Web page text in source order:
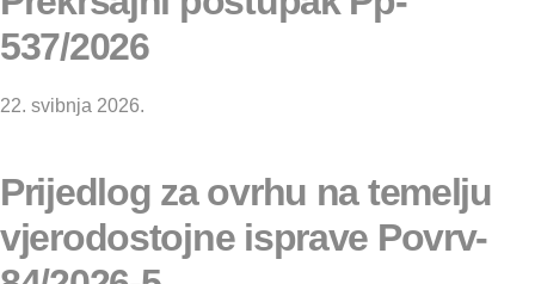
537/2026
22. svibnja 2026.
Prijedlog za ovrhu na temelju
vjerodostojne isprave Povrv-